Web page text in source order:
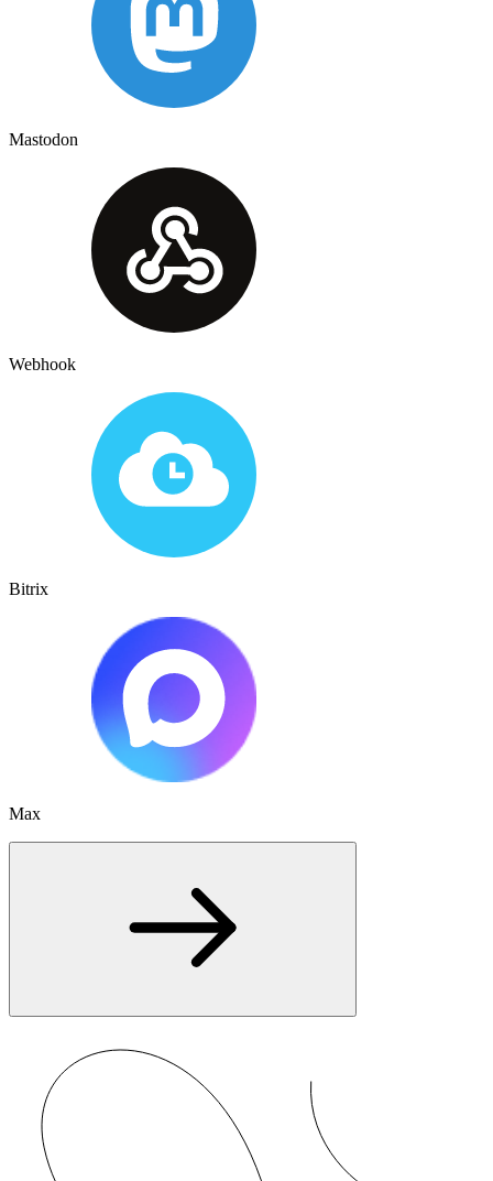
Mastodon
Webhook
Bitrix
Max